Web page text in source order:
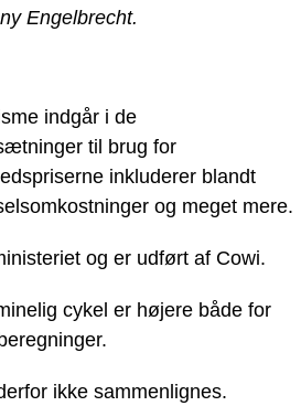
Engelbrecht.
indgår i de
til brug for
inkluderer blandt
og meget mere.
og er udført af Cowi.
cykel er højere både for
ikke sammenlignes.